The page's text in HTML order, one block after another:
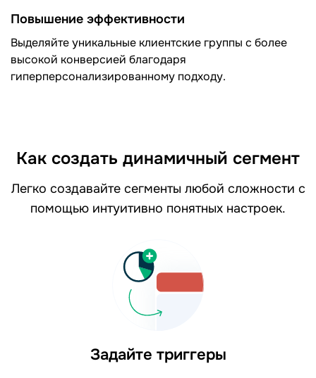
Повышение эффективности
Выделяйте уникальные клиентские группы с более
высокой конверсией благодаря
гиперперсонализированному подходу.
Как создать динамичный сегмент
Легко создавайте сегменты любой сложности с
помощью интуитивно понятных настроек.
Задайте триггеры